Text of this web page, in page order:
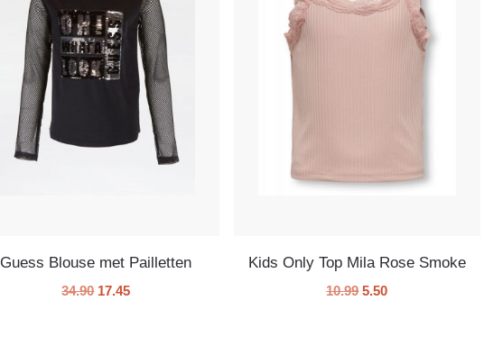
Guess Blouse met Pailletten
34.90 17.45
Kids Only Top Mila Rose Smoke
10.99 5.50